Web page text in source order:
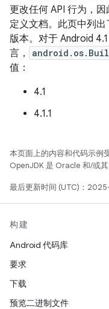
更改任何 API 行为，
定义文档。此页中列
版本。对于 Android
言，
值：
4.1
4.1.1
本页面上的内容和代码示例
OpenJDK 是 Oracle 和/或其
最后更新时间 (UTC)：
构建
Android 代码库
要求
下载
预览二进制文件